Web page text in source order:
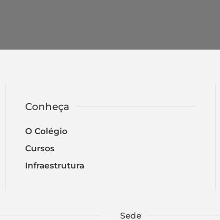
Conheça
O Colégio
Cursos
Infraestrutura
Sede